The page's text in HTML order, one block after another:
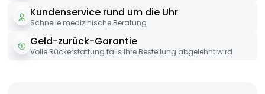
Kundenservice rund um die Uhr
Schnelle medizinische Beratung
Geld-zurück-Garantie
Volle Rückerstattung falls Ihre Bestellung abgelehnt wird